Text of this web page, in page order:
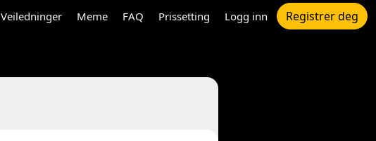
Veiledninger Meme FAQ Prissetting Logg inn Registrer deg